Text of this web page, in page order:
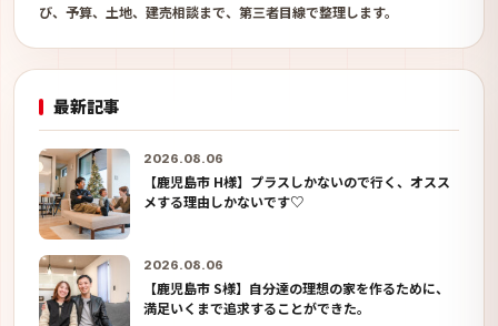
び、予算、土地、建売相談まで、第三者目線で整理します。
最新記事
2026.08.06
【鹿児島市 H様】プラスしかないので行く、オスス
メする理由しかないです♡
2026.08.06
【鹿児島市 S様】自分達の理想の家を作るために、
満足いくまで追求することができた。